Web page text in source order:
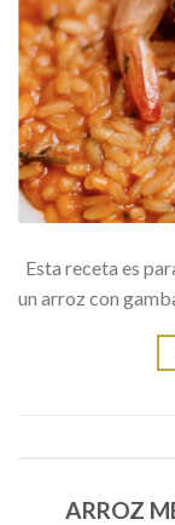
Esta receta es
un arroz con
ARROZ